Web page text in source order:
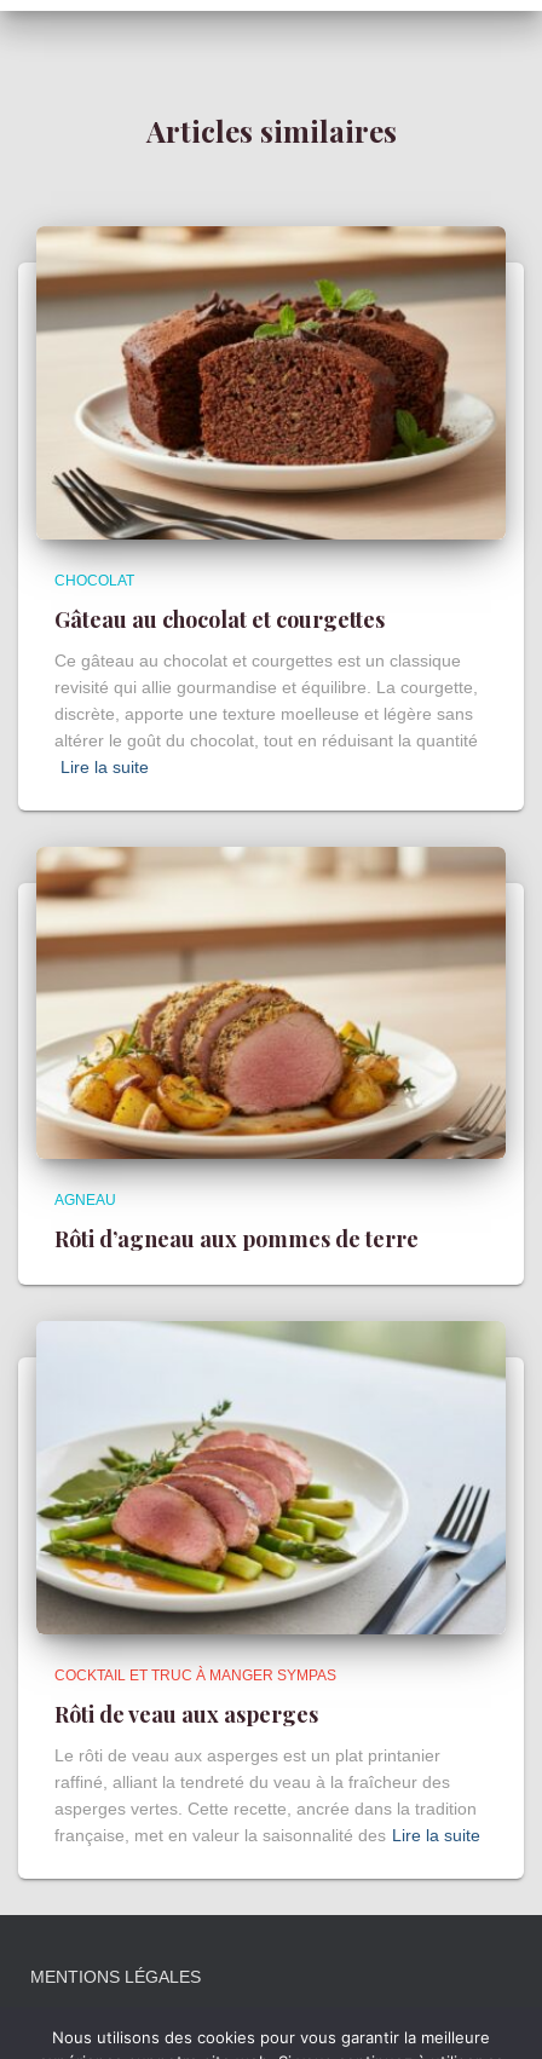
Articles similaires
CHOCOLAT
Gâteau au chocolat et courgettes
Ce gâteau au chocolat et courgettes est un classique
revisité qui allie gourmandise et équilibre. La courgette,
discrète, apporte une texture moelleuse et légère sans
altérer le goût du chocolat, tout en réduisant la quantité
Lire la suite
AGNEAU
Rôti d’agneau aux pommes de terre
COCKTAIL ET TRUC À MANGER SYMPAS
Rôti de veau aux asperges
Le rôti de veau aux asperges est un plat printanier
raffiné, alliant la tendreté du veau à la fraîcheur des
asperges vertes. Cette recette, ancrée dans la tradition
française, met en valeur la saisonnalité des Lire la suite
MENTIONS LÉGALES
Nous utilisons des cookies pour vous garantir la meilleure